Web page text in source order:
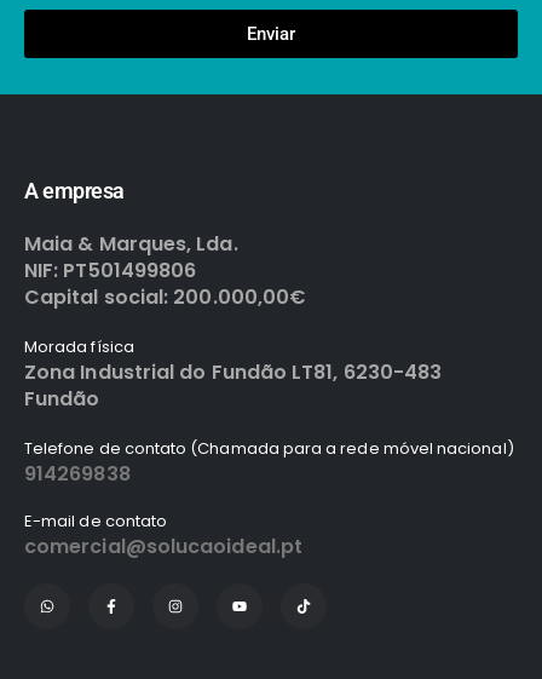
Enviar
A empresa
Maia & Marques, Lda.
NIF: PT501499806
Capital social: 200.000,00€
Morada física
Zona Industrial do Fundão LT81, 6230-483
Fundão
Telefone de contato (Chamada para a rede móvel nacional)
914269838
E-mail de contato
comercial@solucaoideal.pt